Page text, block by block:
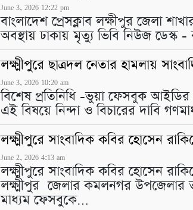
June 3, 2026 12:22 pm
বাংলাদেশ প্রেসক্লাব লক্ষীপুর জেলা
অবস্থায় ঢাকায় মৃত্যু ভিবি নিউজ ডেস্ক
লক্ষ্মীপুরে ছাত্রদল নেতার হামলায়
June 3, 2026 10:20 am
বিশেষ প্রতিনিধি -ভুয়া ফেসবুক আইডির
এই বিষয়ে নিন্দা ও বিচারের দাবি
লক্ষ্মীপুরে সাংবাদিক কবির হোসেন
June 2, 2026 4:13 am
লক্ষ্মীপুরে সাংবাদিক কবির হোসেন
লক্ষ্মীপুর জেলার কমলনগর উপজেলার
মাধ্যম ফেসবুকে…